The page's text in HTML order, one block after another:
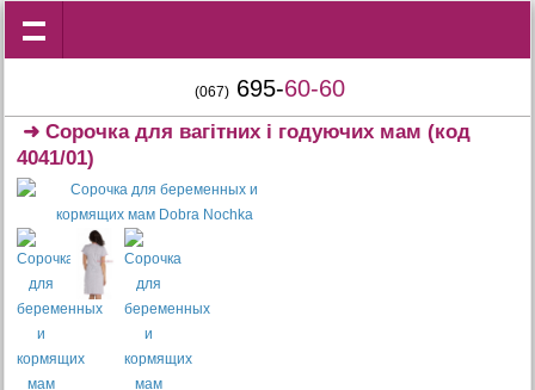
(067) 695-60-60
➜Сорочка для вагітних і годуючих мам (код
4041/01)